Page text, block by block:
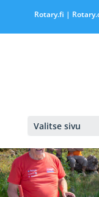
Rotary.fi |
Valitse sivu